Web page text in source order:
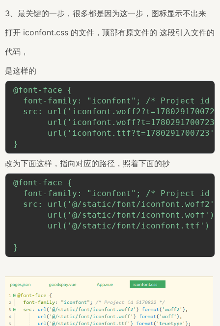
3、最关键的一步，很多都是因为这一步，图标显示不出来
打开 iconfont.css 的文件，顶部有原文件的 这段引入文件的
代码，
是这样的
@font-face {
font-family: "iconfont"; /* Project id
src:
url('iconfont.ttf?t=1780291700723')
}
改为下面这样，指向对应的路径，照着下面的抄
@font-face {
font-family: "iconfont"; /* Project id
src: url('@/static/font/
url('@/static/font/iconfont.woff')
url('@/static/font/iconfont.ttf')
}